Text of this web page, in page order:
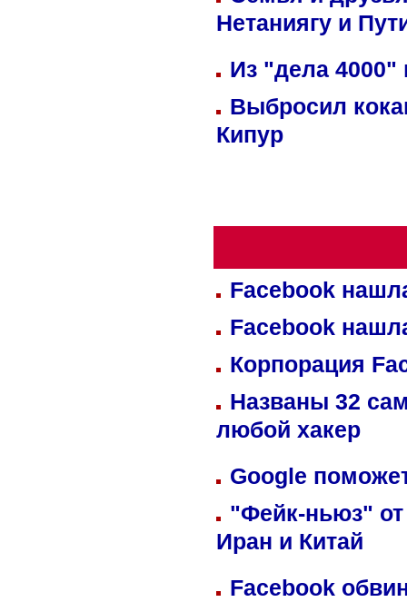
Нетаниягу и
Из "дела 4000"
Выбросил
Кипур
Facebook
Facebook
Корпорация
Названы 32
любой хакер
Google
"Фейк-ньюз" от
Иран и Китай
Facebook